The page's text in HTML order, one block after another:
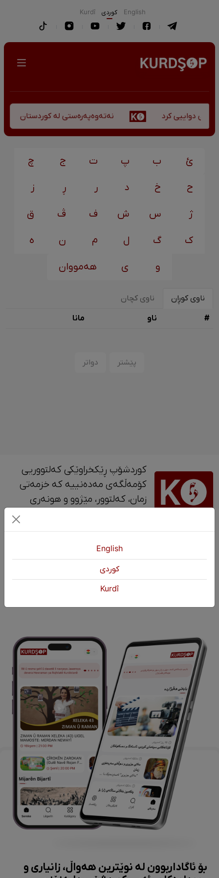
English كوردی Kurdî
دواییی کرد نەتەوەپەرەستی لە کوردستان -
ئ ب پ ت ج چ
ح خ د ر ڕ ز
ژ س ش ف ڤ ق
ک گ ل م ن ه
و ی هەمووان
ناوی کوڕان ناوی کچان
# ناو مانا
پێشتر دواتر
کوردشۆپ ڕێکخراوێکی کەلتووریی
کۆمەڵگەی مەدەنییە کە خزمەتی
زمان، کەلتوور، مێژوو و ‎هونەری
+964 751 430 3262
+964 751 460 9262
info@kurdshop.net
بۆ ئاگاداربوون لە نوێترین هەواڵ، زانیاری و
English
كوردی
Kurdî